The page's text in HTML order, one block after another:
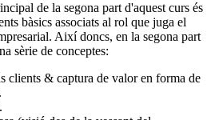
de la segona part d'aquest curs és
bàsics associats al rol que juga el
Així doncs, en la segona part
sèrie de conceptes:
clients & captura de valor en forma de